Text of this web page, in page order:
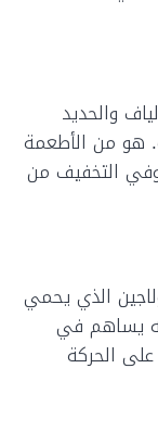
والحديد
هو من الأطعمة
التخفيف من
الذي يحمي
يساهم في
الحركة